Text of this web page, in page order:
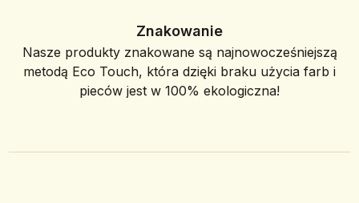
Znakowanie
Nasze produkty znakowane są najnowocześniejszą
metodą Eco Touch, która dzięki braku użycia farb i
pieców jest w 100% ekologiczna!